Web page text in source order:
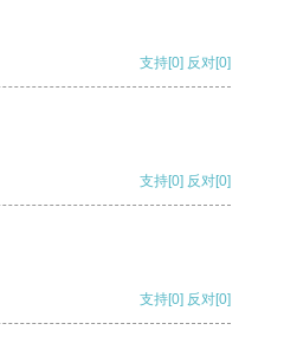
支持[0] 反对[0]
支持[0] 反对[0]
支持[0] 反对[0]